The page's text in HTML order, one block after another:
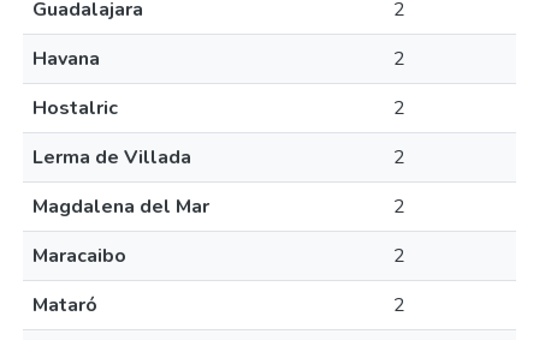
Guadalajara
2
Havana
2
Hostalric
2
Lerma de Villada
2
Magdalena del Mar
2
Maracaibo
2
Mataró
2